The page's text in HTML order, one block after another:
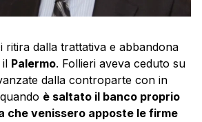
ritira dalla trattativa e abbandona
il Palermo. Follieri aveva ceduto su
dalla controparte con in
è saltato il banco proprio
che venissero apposte le firme